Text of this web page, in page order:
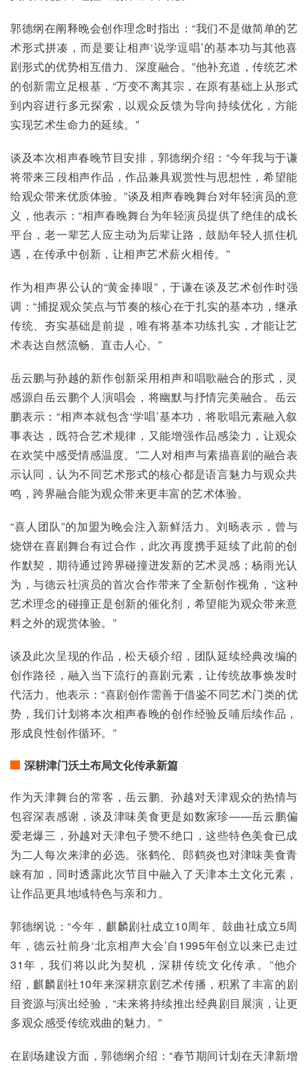
郭德纲在阐释晚会创作理念时指出：“我们不是做简单的艺
术形式拼凑，而是要让相声‘说学逗唱’的基本功与其他喜
剧形式的优势相互借力、深度融合。”他补充道，传统艺术
的创新需立足根基，“万变不离其宗，在原有基础上从形式
到内容进行多元探索，以观众反馈为导向持续优化，方能
实现艺术生命力的延续。”
谈及本次相声春晚节目安排，郭德纲介绍：“今年我与于谦
将带来三段相声作品，作品兼具观赏性与思想性，希望能
给观众带来优质体验。”谈及相声春晚舞台对年轻演员的意
义，他表示：“相声春晚舞台为年轻演员提供了绝佳的成长
平台，老一辈艺人应主动为后辈让路，鼓励年轻人抓住机
遇，在传承中创新，让相声艺术薪火相传。”
作为相声界公认的“黄金捧哏”，于谦在谈及艺术创作时强
调：“捕捉观众笑点与节奏的核心在于扎实的基本功，继承
传统、夯实基础是前提，唯有将基本功练扎实，才能让艺
术表达自然流畅、直击人心。”
岳云鹏与孙越的新作创新采用相声和唱歌融合的形式，灵
感源自岳云鹏个人演唱会，将幽默与抒情完美融合。岳云
鹏表示：“相声本就包含‘学唱’基本功，将歌唱元素融入叙
事表达，既符合艺术规律，又能增强作品感染力，让观众
在欢笑中感受情感温度。”二人对相声与素描喜剧的融合表
示认同，认为不同艺术形式的核心都是语言魅力与观众共
鸣，跨界融合能为观众带来更丰富的艺术体验。
“喜人团队”的加盟为晚会注入新鲜活力。刘旸表示，曾与
烧饼在喜剧舞台有过合作，此次再度携手延续了此前的创
作默契，期待通过跨界碰撞迸发新的艺术灵感；杨雨光认
为，与德云社演员的首次合作带来了全新创作视角，“这种
艺术理念的碰撞正是创新的催化剂，希望能为观众带来意
料之外的观赏体验。”
谈及此次呈现的作品，松天硕介绍，团队延续经典改编的
创作路径，融入当下流行的喜剧元素，让传统故事焕发时
代活力。他表示：“喜剧创作需善于借鉴不同艺术门类的优
势，我们计划将本次相声春晚的创作经验反哺后续作品，
形成良性创作循环。”
深耕津门沃土布局文化传承新篇
作为天津舞台的常客，岳云鹏、孙越对天津观众的热情与
包容深表感谢，谈及津味美食更是如数家珍——岳云鹏偏
爱老爆三，孙越对天津包子赞不绝口，这些特色美食已成
为二人每次来津的必选。张鹤伦、郎鹤炎也对津味美食青
睐有加，同时透露此次节目中融入了天津本土文化元素，
让作品更具地域特色与亲和力。
郭德纲说：“今年，麒麟剧社成立10周年、鼓曲社成立5周
年，德云社前身‘北京相声大会’自1995年创立以来已走过
31年，我们将以此为契机，深耕传统文化传承。”他介
绍，麒麟剧社10年来深耕京剧艺术传播，积累了丰富的剧
目资源与演出经验，“未来将持续推出经典剧目展演，让更
多观众感受传统戏曲的魅力。”
在剧场建设方面，郭德纲介绍：“春节期间计划在天津新增